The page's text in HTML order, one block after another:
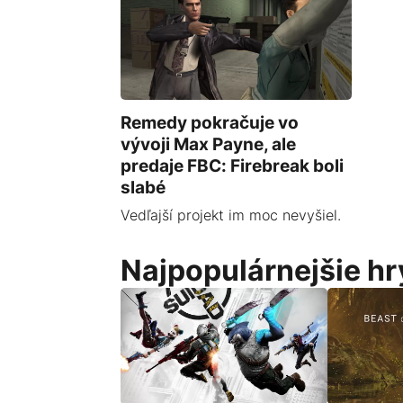
Remedy pokračuje vo
vývoji Max Payne, ale
predaje FBC: Firebreak boli
slabé
Vedľajší projekt im moc nevyšiel.
Najpopulárnejšie